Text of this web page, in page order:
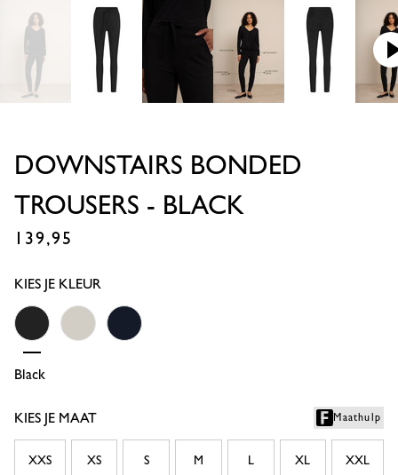
DOWNSTAIRS BONDED
TROUSERS - BLACK
139,95
KIES JE KLEUR
Black
KIES JE MAAT Maathulp
XXS XS S M L XL XXL